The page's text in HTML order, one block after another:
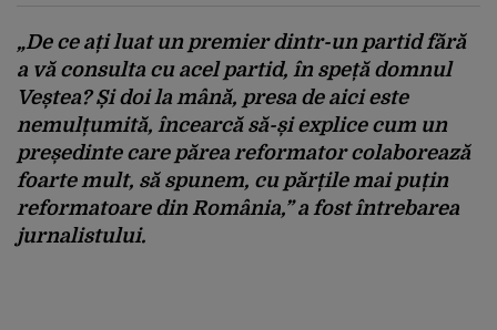
„De ce ați luat un premier dintr-un partid fără
a vă consulta cu acel partid, în speță domnul
Veștea? Și doi la mână, presa de aici este
nemulțumită, încearcă să-și explice cum un
președinte care părea reformator colaborează
foarte mult, să spunem, cu părțile mai puțin
reformatoare din România,” a fost întrebarea
jurnalistului.